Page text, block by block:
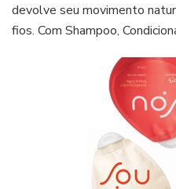
devolve seu movimento
fios. Com Shampoo,